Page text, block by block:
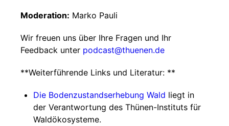
Moderation: Marko Pauli
Wir freuen uns über Ihre Fragen und Ihr
Feedback unter podcast@thuenen.de
**Weiterführende Links und Literatur: **
Die Bodenzustandserhebung Wald liegt in
der Verantwortung des Thünen-Instituts für
Waldökosysteme.